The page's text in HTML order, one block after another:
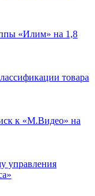
«Илим» на 1,8
товара
к «М.Видео» на
управления